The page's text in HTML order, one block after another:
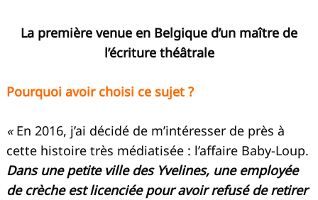
La première venue en Belgique d’un maître de
l’écriture théâtrale
Pourquoi avoir choisi ce sujet ?
«En 2016, j’ai décidé de m’intéresser de près à
cette histoire très médiatisée : l’affaire Baby-Loup.
Dans une petite ville des Yvelines, une employée
de crèche est licenciée pour avoir refusé de retirer